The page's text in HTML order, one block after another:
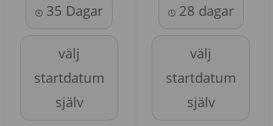
35 Dagar
välj
startdatum
själv
28 dagar
välj
startdatum
själv